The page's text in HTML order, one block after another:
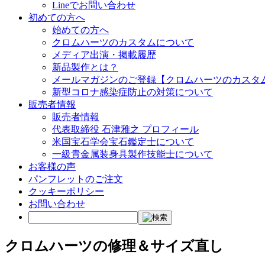
Lineでお問い合わせ
初めての方へ
始めての方へ
クロムハーツのカスタムについて
メディア出演・掲載履歴
新品製作とは？
メールマガジンのご登録【クロムハーツのカスタ
新型コロナ感染症防止の対策について
販売者情報
販売者情報
代表取締役 石津雅之 プロフィール
米国宝石学会宝石鑑定士について
一級貴金属装身具製作技能士について
お客様の声
パンフレットのご注文
クッキーポリシー
お問い合わせ
クロムハーツの修理＆サイズ直し